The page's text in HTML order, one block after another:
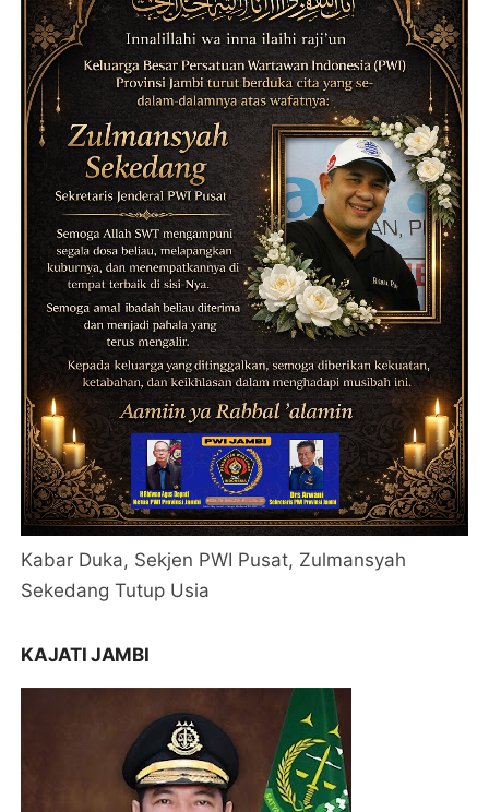
Kabar Duka, Sekjen PWI Pusat, Zulmansyah
Sekedang Tutup Usia
KAJATI JAMBI